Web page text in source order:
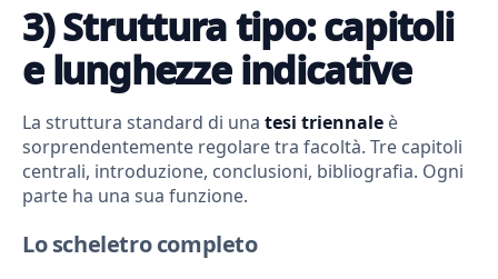
3) Struttura tipo: capitoli
e lunghezze indicative
La struttura standard di una tesi triennale è
sorprendentemente regolare tra facoltà. Tre capitoli
centrali, introduzione, conclusioni, bibliografia. Ogni
parte ha una sua funzione.
Lo scheletro completo